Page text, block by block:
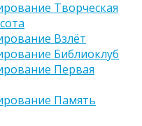
Творческая
Взлёт
Библиоклуб
Первая
Память